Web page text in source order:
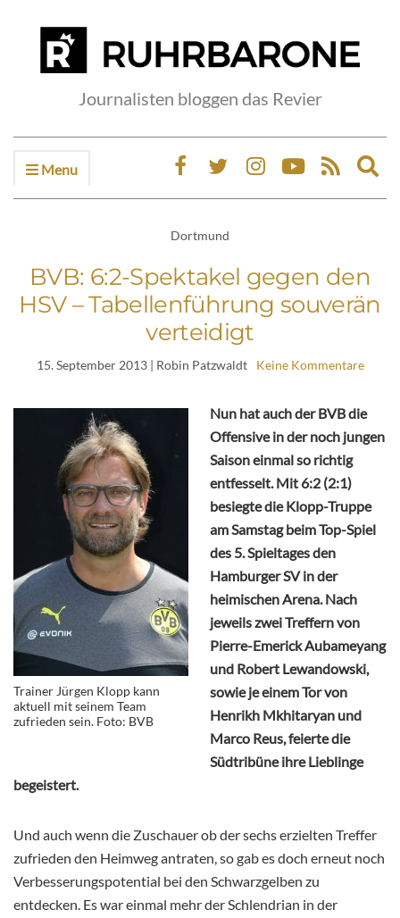
Journalisten bloggen das Revier
Menu
Dortmund
BVB: 6:2-Spektakel gegen den
HSV – Tabellenführung souverän
verteidigt
15. September 2013| Robin Patzwaldt Keine Kommentare
Trainer Jürgen Klopp kann
aktuell mit seinem Team
zufrieden sein. Foto: BVB
Nun hat auch der BVB die
Offensive in der noch jungen
Saison einmal so richtig
entfesselt. Mit 6:2 (2:1)
besiegte die Klopp-Truppe
am Samstag beim Top-Spiel
des 5. Spieltages den
Hamburger SV in der
heimischen Arena. Nach
jeweils zwei Treffern von
Pierre-Emerick Aubameyang
und Robert Lewandowski,
sowie je einem Tor von
Henrikh Mkhitaryan und
Marco Reus, feierte die
Südtribüne ihre Lieblinge
begeistert.
Und auch wenn die Zuschauer ob der sechs erzielten Treffer
zufrieden den Heimweg antraten, so gab es doch erneut noch
Verbesserungspotential bei den Schwarzgelben zu
entdecken. Es war einmal mehr der Schlendrian in der